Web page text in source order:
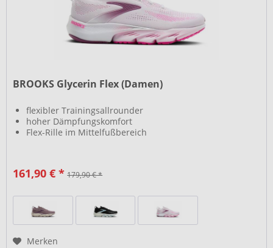
BROOKS Glycerin Flex (Damen)
flexibler Trainingsallrounder
hoher Dämpfungskomfort
Flex-Rille im Mittelfußbereich
161,90 € * 179,90 € *
Merken